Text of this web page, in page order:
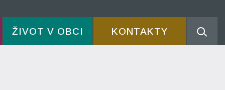
ŽIVOT V OBCI KONTAKTY